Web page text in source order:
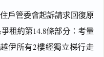
戶管委會起訴請求回復原
租約第14.8條部分：考量
伊所有2樓經獨立梯行走